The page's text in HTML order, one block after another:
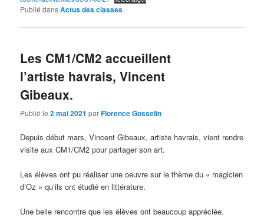
Publié dansActus des classes
Les CM1/CM2 accueillent
l’artiste havrais, Vincent
Gibeaux.
Publié le2 mai 2021 parFlorence Gosselin
Depuis début mars, Vincent Gibeaux, artiste havrais, vient rendre
visite aux CM1/CM2 pour partager son art.
Les élèves ont pu réaliser une oeuvre sur le thème du « magicien
d’Oz » qu’ils ont étudié en littérature.
Une belle rencontre que les élèves ont beaucoup appréciée.